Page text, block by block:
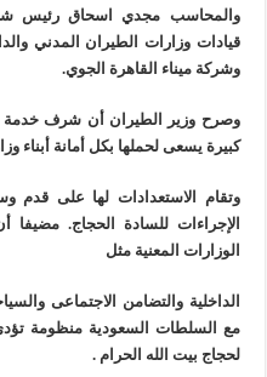
والمحاسب مجدي اسحاق رئيس
قيادات وزارات الطيران المدني
وشركة ميناء القاهرة الجوي.
وصرح وزير الطيران أن شرف خدمة
كبيرة يسعى لحملها بكل أمانة أبناء
وتقام الاستعدادات لها على قدم
الإجراءات للسادة الحجاج. مضيفا
الوزارات المعنية مثل
الداخلية والتضامن الاجتماعى
مع السلطات السعودية منظومة
لحجاج بيت الله الحرام .